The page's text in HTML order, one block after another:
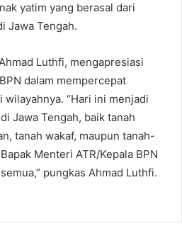
yatim yang berasal dari
Jawa Tengah.
Luthfi, mengapresiasi
dalam mempercepat
“Hari ini menjadi
Jawa Tengah, baik tanah
tanah wakaf, maupun tanah-
Menteri ATR/Kepala BPN
pungkas Ahmad Luthfi.